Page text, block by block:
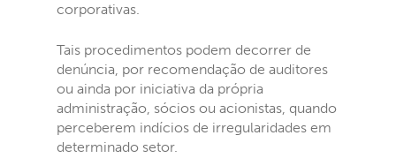
corporativas.
Tais procedimentos podem decorrer de
denúncia, por recomendação de auditores
ou ainda por iniciativa da própria
administração, sócios ou acionistas, quando
perceberem indícios de irregularidades em
determinado setor.